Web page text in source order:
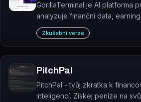
GorillaTerminal je AI platforma
analyzuje finanční data,
ukazatele v jednom webovém
Zkušební verze
PitchPal
PitchPal - tvůj zkratka k
inteligencí. Získej peníze na